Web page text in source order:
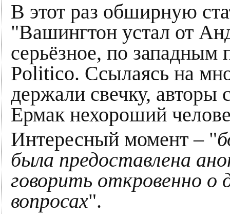
В этот раз обширную
"Вашингтон устал от
серьёзное, по западным
Politico. Ссылаясь на
держали свечку, авторы
Ермак нехороший
Интересный момент – "
была предоставлена
говорить откровенно о
вопросах".